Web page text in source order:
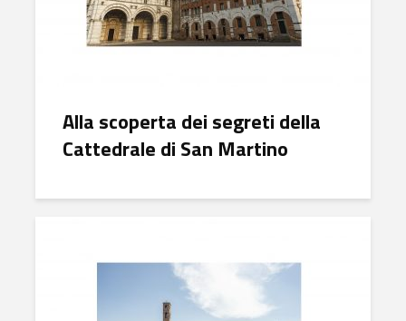
Alla scoperta dei segreti della
Cattedrale di San Martino